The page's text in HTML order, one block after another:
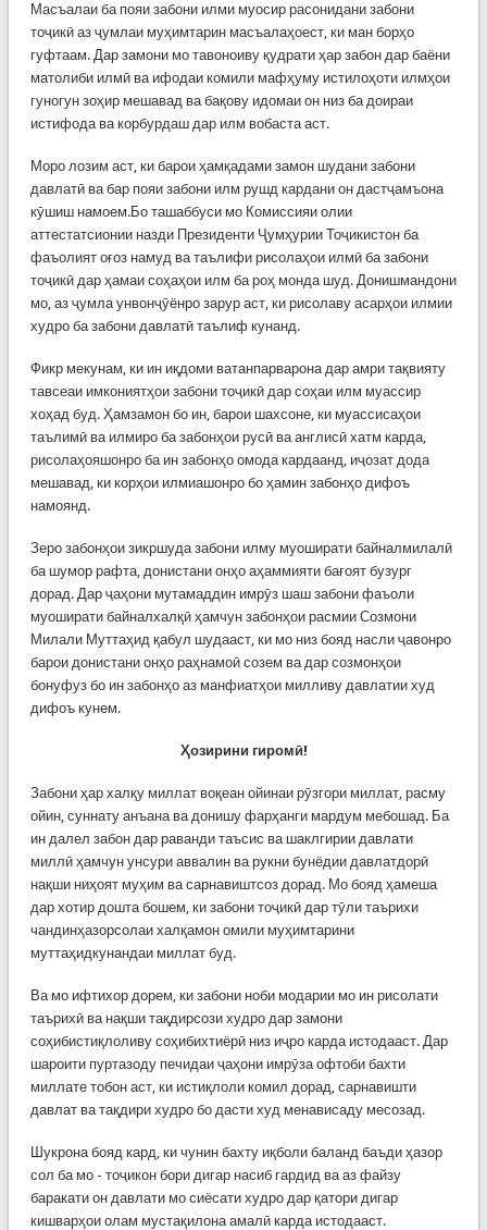
Масъалаи ба пояи забони илми муосир расонидани забони
тоҷикӣ аз ҷумлаи муҳимтарин масъалаҳоест, ки ман борҳо
гуфтаам. Дар замони мо тавоноиву қудрати ҳар забон дар баёни
матолиби илмӣ ва ифодаи комили мафҳуму истилоҳоти илмҳои
гуногун зоҳир мешавад ва бақову идомаи он низ ба доираи
истифода ва корбурдаш дар илм вобаста аст.
Моро лозим аст, ки барои ҳамқадами замон шудани забони
давлатӣ ва бар пояи забони илм рушд кардани он дастҷамъона
кӯшиш намоем.Бо ташаббуси мо Комиссияи олии
аттестатсионии назди Президенти Ҷумҳурии Тоҷикистон ба
фаъолият оғоз намуд ва таълифи рисолаҳои илмӣ ба забони
тоҷикӣ дар ҳамаи соҳаҳои илм ба роҳ монда шуд. Донишмандони
мо, аз ҷумла унвонҷӯёнро зарур аст, ки рисолаву асарҳои илмии
худро ба забони давлатӣ таълиф кунанд.
Фикр мекунам, ки ин иқдоми ватанпарварона дар амри тақвияту
тавсеаи имкониятҳои забони тоҷикӣ дар соҳаи илм муассир
хоҳад буд. Ҳамзамон бо ин, барои шахсоне, ки муассисаҳои
таълимӣ ва илмиро ба забонҳои русӣ ва англисӣ хатм карда,
рисолаҳояшонро ба ин забонҳо омода кардаанд, иҷозат дода
мешавад, ки корҳои илмиашонро бо ҳамин забонҳо дифоъ
намоянд.
Зеро забонҳои зикршуда забони илму муоширати байналмилалӣ
ба шумор рафта, донистани онҳо аҳаммияти бағоят бузург
дорад. Дар ҷаҳони мутамаддин имрӯз шаш забони фаъоли
муоширати байналхалқӣ ҳамчун забонҳои расмии Созмони
Милали Муттаҳид қабул шудааст, ки мо низ бояд насли ҷавонро
барои донистани онҳо раҳнамоӣ созем ва дар созмонҳои
бонуфуз бо ин забонҳо аз манфиатҳои милливу давлатии худ
дифоъ кунем.
Ҳозирини гиромӣ!
Забони ҳар халқу миллат воқеан ойинаи рӯзгори миллат, расму
ойин, суннату анъана ва донишу фарҳанги мардум мебошад. Ба
ин далел забон дар раванди таъсис ва шаклгирии давлати
миллӣ ҳамчун унсури аввалин ва рукни бунёдии давлатдорӣ
нақши ниҳоят муҳим ва сарнавиштсоз дорад. Мо бояд ҳамеша
дар хотир дошта бошем, ки забони тоҷикӣ дар тӯли таърихи
чандинҳазорсолаи халқамон омили муҳимтарини
муттаҳидкунандаи миллат буд.
Ва мо ифтихор дорем, ки забони ноби модарии мо ин рисолати
таърихӣ ва нақши тақдирсози худро дар замони
соҳибистиқлоливу соҳибихтиёрӣ низ иҷро карда истодааст. Дар
шароити пуртазоду печидаи ҷаҳони имрӯза офтоби бахти
миллате тобон аст, ки истиқлоли комил дорад, сарнавишти
давлат ва тақдири худро бо дасти худ менависаду месозад.
Шукрона бояд кард, ки чунин бахту иқболи баланд баъди ҳазор
сол ба мо - тоҷикон бори дигар насиб гардид ва аз файзу
баракати он давлати мо сиёсати худро дар қатори дигар
кишварҳои олам мустақилона амалӣ карда истодааст.